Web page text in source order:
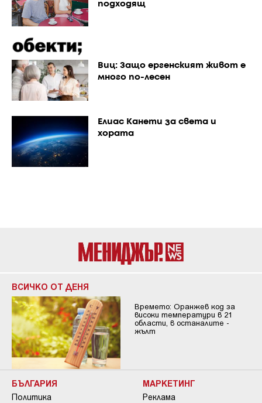
подходящ
Виц: Защо ергенският живот е
много по-лесен
Елиас Канети за света и
хората
ВСИЧКО ОТ ДЕНЯ
Времето: Оранжев код за
високи температури в 21
области, в останалите -
жълт
БЪЛГАРИЯ
Политика
МАРКЕТИНГ
Реклама